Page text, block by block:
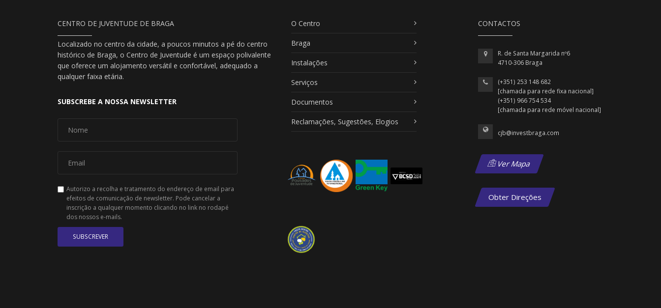
CENTRO DE JUVENTUDE DE BRAGA
Localizado no centro da cidade, a poucos minutos a pé do centro
histórico de Braga, o Centro de Juventude é um espaço polivalente
que oferece um alojamento versátil e confortável, adequado a
qualquer faixa etária.
SUBSCREBE A NOSSA NEWSLETTER
Autorizo a recolha e tratamento do endereço de email para
efeitos de comunicação de newsletter. Pode cancelar a
inscrição a qualquer momento clicando no link no rodapé
dos nossos e-mails.
SUBSCREVER
O Centro
Braga
Instalações
Serviços
Documentos
Reclamações, Sugestões, Elogios
CONTACTOS
R. de Santa Margarida nº6
4710-306 Braga
(+351) 253 148 682
[chamada para rede fixa nacional]
(+351) 966 754 534
[chamada para rede móvel nacional]
cjb@investbraga.com
Ver Mapa
Obter Direções